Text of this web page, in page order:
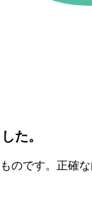
た。
のです。正確